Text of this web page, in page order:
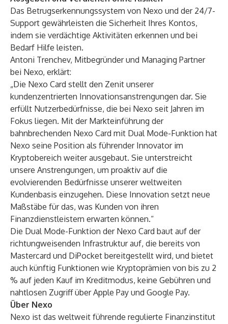
Das Betrugserkennungssystem von Nexo und der 24/7-
Support gewährleisten die Sicherheit Ihres Kontos,
indem sie verdächtige Aktivitäten erkennen und bei
Bedarf Hilfe leisten.
Antoni Trenchev, Mitbegründer und Managing Partner
bei Nexo, erklärt:
„Die Nexo Card stellt den Zenit unserer
kundenzentrierten Innovationsanstrengungen dar. Sie
erfüllt Nutzerbedürfnisse, die bei Nexo seit Jahren im
Fokus liegen. Mit der Markteinführung der
bahnbrechenden Nexo Card mit Dual Mode-Funktion hat
Nexo seine Position als führender Innovator im
Kryptobereich weiter ausgebaut. Sie unterstreicht
unsere Anstrengungen, um proaktiv auf die
evolvierenden Bedürfnisse unserer weltweiten
Kundenbasis einzugehen. Diese Innovation setzt neue
Maßstäbe für das, was Kunden von ihren
Finanzdienstleistern erwarten können.“
Die Dual Mode-Funktion der Nexo Card baut auf der
richtungweisenden Infrastruktur auf, die bereits von
Mastercard und DiPocket bereitgestellt wird, und bietet
auch künftig Funktionen wie Kryptoprämien von bis zu 2
% auf jeden Kauf im Kreditmodus, keine Gebühren und
nahtlosen Zugriff über Apple Pay und Google Pay.
Über Nexo
Nexo ist das weltweit führende regulierte Finanzinstitut